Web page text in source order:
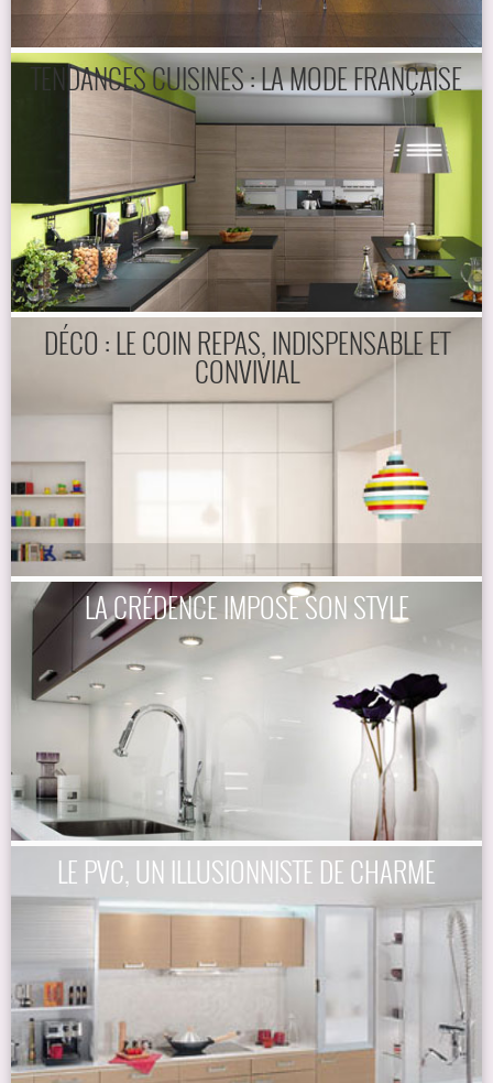
TENDANCES CUISINES : LA MODE FRANÇAISE
DÉCO : LE COIN REPAS, INDISPENSABLE ET
CONVIVIAL
LA CRÉDENCE IMPOSE SON STYLE
LE PVC, UN ILLUSIONNISTE DE CHARME